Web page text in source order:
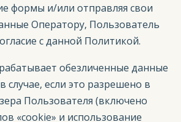
формы и/или отправляя свои
Оператору, Пользователь
с данной Политикой.
обезличенные данные
случае, если это разрешено в
Пользователя (включено
«cookie» и использование